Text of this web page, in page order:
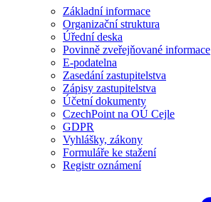
Základní informace
Organizační struktura
Úřední deska
Povinně zveřejňované informace
E-podatelna
Zasedání zastupitelstva
Zápisy zastupitelstva
Účetní dokumenty
CzechPoint na OÚ Cejle
GDPR
Vyhlášky, zákony
Formuláře ke stažení
Registr oznámení